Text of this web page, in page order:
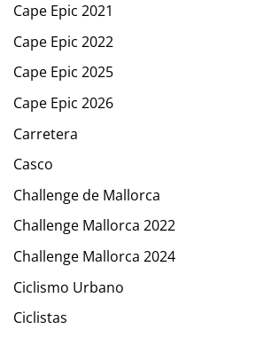
Cape Epic 2021
Cape Epic 2022
Cape Epic 2025
Cape Epic 2026
Carretera
Casco
Challenge de Mallorca
Challenge Mallorca 2022
Challenge Mallorca 2024
Ciclismo Urbano
Ciclistas